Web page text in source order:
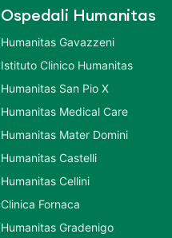
Ospedali Humanitas
Humanitas Gavazzeni
Istituto Clinico Humanitas
Humanitas San Pio X
Humanitas Medical Care
Humanitas Mater Domini
Humanitas Castelli
Humanitas Cellini
Clinica Fornaca
Humanitas Gradenigo